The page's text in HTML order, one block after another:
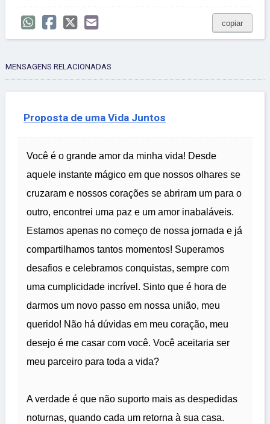
copiar
MENSAGENS RELACIONADAS
Proposta de uma Vida Juntos
Você é o grande amor da minha vida! Desde
aquele instante mágico em que nossos olhares se
cruzaram e nossos corações se abriram um para o
outro, encontrei uma paz e um amor inabaláveis.
Estamos apenas no começo de nossa jornada e já
compartilhamos tantos momentos! Superamos
desafios e celebramos conquistas, sempre com
uma cumplicidade incrível. Sinto que é hora de
darmos um novo passo em nossa união, meu
querido! Não há dúvidas em meu coração, meu
desejo é me casar com você. Você aceitaria ser
meu parceiro para toda a vida?
A verdade é que não suporto mais as despedidas
noturnas, quando cada um retorna à sua casa.